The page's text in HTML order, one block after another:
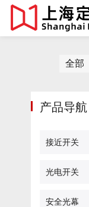
全部
产品导航
接近开关
光电开关
安全光幕